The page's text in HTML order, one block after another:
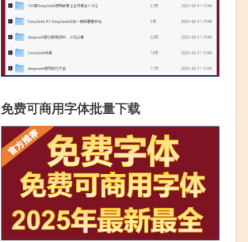
免费可商用字体批量下载